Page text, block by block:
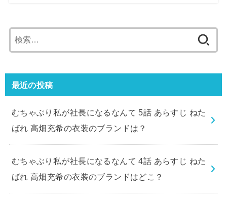
索:
最近の投稿
むちゃぶり私が社長になるなんて 5話 あらすじ ねた
ばれ 高畑充希の衣装のブランドは？
むちゃぶり私が社長になるなんて 4話 あらすじ ねた
ばれ 高畑充希の衣装のブランドはどこ？